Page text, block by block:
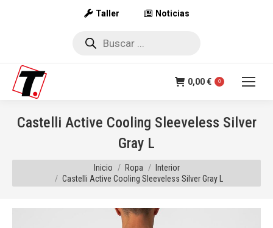
Taller Noticias
Búsqueda
0,00€ 0
Castelli Active Cooling Sleeveless Silver
Gray L
Estás aquí:
Inicio Ropa
Interior
Castelli Active Cooling Sleeveless Silver Gray L